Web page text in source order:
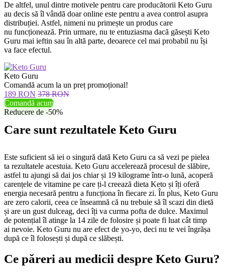
De altfel, unul dintre motivele pentru care producătorii Keto Guru
au decis să îl vândă doar online este pentru a avea control asupra
distribuției. Astfel, nimeni nu primește un produs care
nu funcționează. Prin urmare, nu te entuziasma dacă găsești Keto
Guru mai ieftin sau în altă parte, deoarece cel mai probabil nu își
va face efectul.
Keto Guru
Comandă acum la un preț promoțional!
189 RON 378 RON
Comandă acum
Reducere de -50%
Care sunt rezultatele Keto Guru
Este suficient să iei o singură dată Keto Guru ca să vezi pe pielea
ta rezultatele acestuia. Keto Guru accelerează procesul de slăbire,
astfel tu ajungi să dai jos chiar și 19 kilograme într-o lună, acoperă
carențele de vitamine pe care ți-l creează dieta Keto și îți oferă
energia necesară pentru a funcționa în fiecare zi. În plus, Keto Guru
are zero calorii, ceea ce înseamnă că nu trebuie să îl scazi din dietă
și are un gust dulceag, deci îți va curma pofta de dulce. Maximul
de potențial îl atinge la 14 zile de folosire și poate fi luat cât timp
ai nevoie. Keto Guru nu are efect de yo-yo, deci nu te vei îngrășa
după ce îl folosești și după ce slăbești.
Ce păreri au medicii despre Keto Guru?